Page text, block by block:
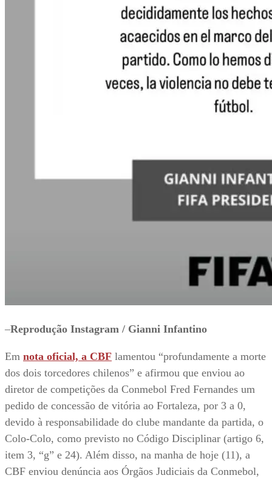
–Reprodução Instagram / Gianni Infantino
Em nota oficial, a CBF lamentou “profundamente a morte
dos dois torcedores chilenos” e afirmou que enviou ao
diretor de competições da Conmebol Fred Fernandes um
pedido de concessão de vitória ao Fortaleza, por 3 a 0,
devido à responsabilidade do clube mandante da partida, o
Colo-Colo, como previsto no Código Disciplinar (artigo 6,
item 3, “g” e 24). Além disso, na manha de hoje (11), a
CBF enviou denúncia aos Órgãos Judiciais da Conmebol,